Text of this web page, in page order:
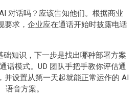
对话吗？应该告知他们。根据商业
要求，企业应在通话开始时披露电话
础知识，下一步是找出哪种部署方案
话模式。UD 团队手把手教你评估通
并设置从第一天起就能正常运作的 AI
语音方案。